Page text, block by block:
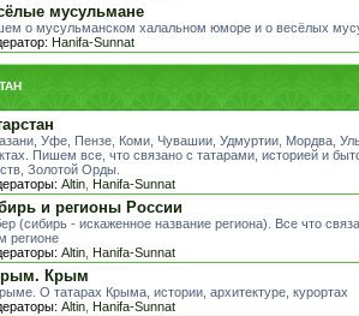
мусульмане
о мусульманском халальном юморе и о весёлых
Hanifa-Sunnat
Уфе, Пензе, Коми, Чувашии, Удмуртии, Мордва,
Пишем все, что связано с татарами, историей и
Золотой Орды.
Altin Hanifa-Sunnat
и регионы России
(сибирь - искаженное название региона). Все что
регионе
Altin Hanifa-Sunnat
Крым
О татарах Крыма, истории, архитектуре, курортах
Altin Hanifa-Sunnat